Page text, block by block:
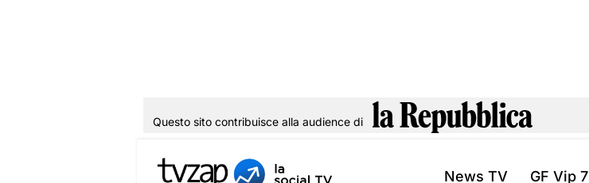
al
Questo sito contribuisce alla audience di
News TV GF Vip 7